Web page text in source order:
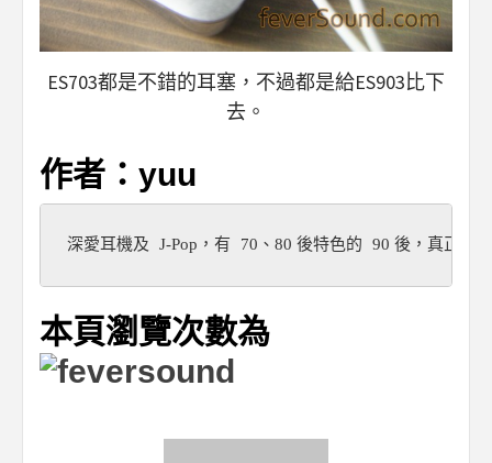
ES703都是不錯的耳塞，不過都是給ES903比下
去。
作者：yuu
深愛耳機及 J-Pop ，有 70 、 80 後特色的 90 後，真正有
本頁瀏覽次數為